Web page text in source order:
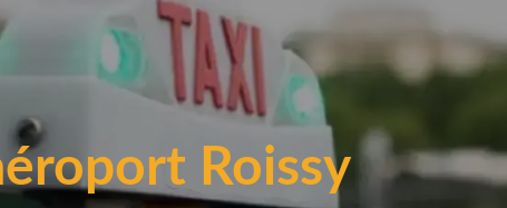
Roissy